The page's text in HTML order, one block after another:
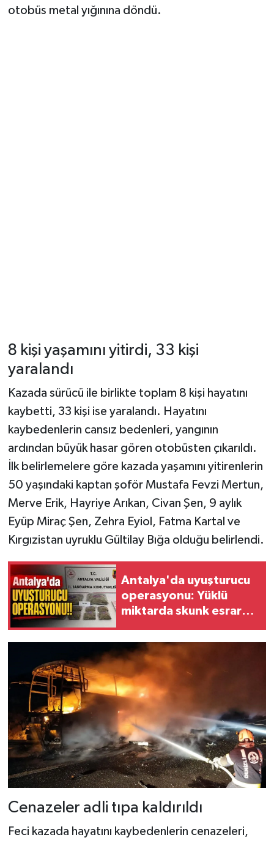
otobüs metal yığınına döndü.
8 kişi yaşamını yitirdi, 33 kişi
yaralandı
Kazada sürücü ile birlikte toplam 8 kişi hayatını
kaybetti, 33 kişi ise yaralandı. Hayatını
kaybedenlerin cansız bedenleri, yangının
ardından büyük hasar gören otobüsten çıkarıldı.
İlk belirlemelere göre kazada yaşamını yitirenlerin
50 yaşındaki kaptan şoför Mustafa Fevzi Mertun,
Merve Erik, Hayriye Arıkan, Civan Şen, 9 aylık
Eyüp Miraç Şen, Zehra Eyiol, Fatma Kartal ve
Kırgızistan uyruklu Gültilay Bığa olduğu belirlendi.
Antalya'da uyuşturucu
operasyonu: Yüklü
miktarda skunk esrar
Cenazeler adli tıpa kaldırıldı
Feci kazada hayatını kaybedenlerin cenazeleri,